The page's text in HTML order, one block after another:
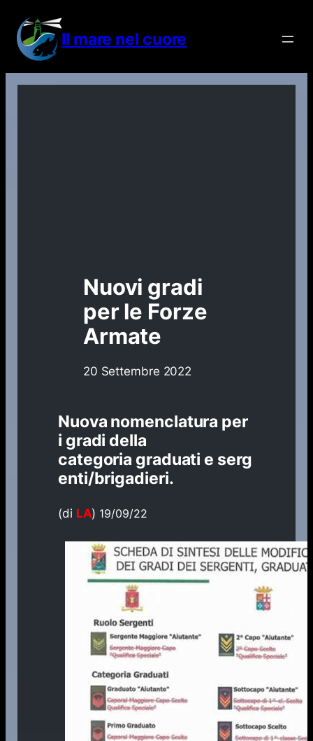
contenuto
Il mare nel cuore
Nuovi gradi
per le Forze
Armate
20 Settembre 2022
Nuova nomenclatura per
i gradi della
categoria graduati e serg
enti/brigadieri.
(di LA) 19/09/22